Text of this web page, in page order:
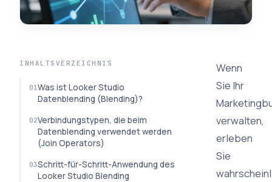
INHALTSVERZEICHNIS
Was ist Looker Studio
Datenblending (Blending)?
Verbindungstypen, die beim
Datenblending verwendet werden
(Join Operators)
Schritt-für-Schritt-Anwendung des
Looker Studio Blending
Wenn
Sie Ihr
verwalten,
erleben
Sie